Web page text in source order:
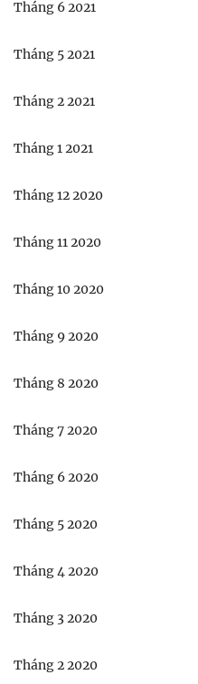
Tháng 6 2021
Tháng 5 2021
Tháng 2 2021
Tháng 1 2021
Tháng 12 2020
Tháng 11 2020
Tháng 10 2020
Tháng 9 2020
Tháng 8 2020
Tháng 7 2020
Tháng 6 2020
Tháng 5 2020
Tháng 4 2020
Tháng 3 2020
Tháng 2 2020